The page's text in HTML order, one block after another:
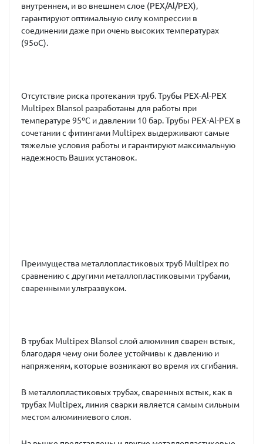
внутреннем, и во внешнем слое (PEX/Al/PEX),
гарантируют оптимальную силу компрессии в
соединении даже при очень высоких температурах
(95оС).
Отсутствие риска протекания труб. Трубы PEX-Al-PEX
Multipex Blansol разработаны для работы при
температуре 95ºС и давлении 10 бар. Трубы PEX-Al-PEX в
сочетании с фитингами Multipex выдерживают самые
тяжелые условия работы и гарантируют максимальную
надежность Ваших установок.
Преимущества металлопластиковых труб Multipex по
сравнению с другими металлопластиковыми трубами,
сваренными ультразвуком.
В трубах Multipex Blansol слой алюминия сварен встык,
благодаря чему они более устойчивы к давлению и
напряженям, которые возникают во время их сгибания.
В металлопластиковых трубах, сваренных встык, как в
трубах Multipex, линия сварки является самым сильным
местом алюминиевого слоя.